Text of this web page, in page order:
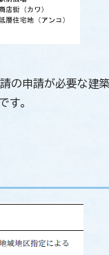
の申請が必要な建
す。